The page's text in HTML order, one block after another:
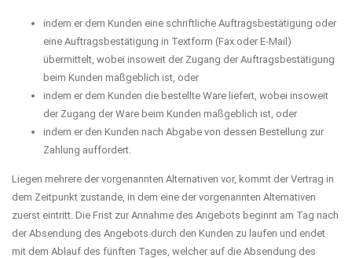
indem er dem Kunden eine schriftliche Auftragsbestätigung oder
eine Auftragsbestätigung in Textform (Fax oder E-Mail)
übermittelt, wobei insoweit der Zugang der Auftragsbestätigung
beim Kunden maßgeblich ist, oder
indem er dem Kunden die bestellte Ware liefert, wobei insoweit
der Zugang der Ware beim Kunden maßgeblich ist, oder
indem er den Kunden nach Abgabe von dessen Bestellung zur
Zahlung auffordert.
Liegen mehrere der vorgenannten Alternativen vor, kommt der Vertrag in
dem Zeitpunkt zustande, in dem eine der vorgenannten Alternativen
zuerst eintritt. Die Frist zur Annahme des Angebots beginnt am Tag nach
der Absendung des Angebots durch den Kunden zu laufen und endet
mit dem Ablauf des fünften Tages, welcher auf die Absendung des